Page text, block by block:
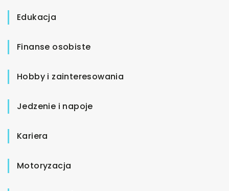
Edukacja
Finanse osobiste
Hobby i zainteresowania
Jedzenie i napoje
Kariera
Motoryzacja